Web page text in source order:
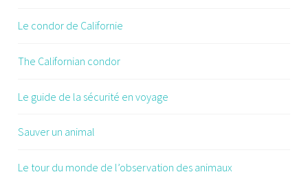
Le condor de Californie
The Californian condor
Le guide de la sécurité en voyage
Sauver un animal
Le tour du monde de l’observation des animaux